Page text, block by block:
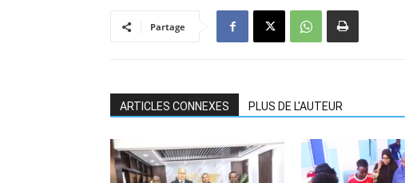
Partage
ARTICLES CONNEXES PLUS DE L'AUTEUR